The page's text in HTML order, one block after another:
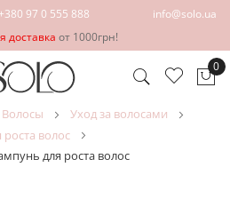
+380 97 0 555 888
info@solo.ua
доставка от 1000грн!
0
волосы
уход за волосами
роста волос
для роста волос